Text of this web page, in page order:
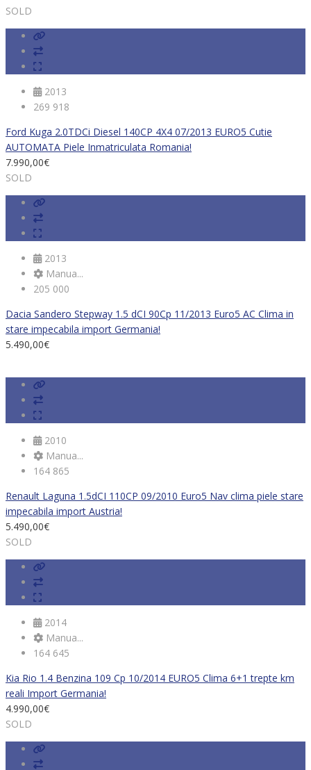
SOLD
2013
269 918
Ford Kuga 2.0TDCi Diesel 140CP 4X4 07/2013 EURO5 Cutie
AUTOMATA Piele Inmatriculata Romania!
7.990,00€
SOLD
2013
Manua...
205 000
Dacia Sandero Stepway 1.5 dCI 90Cp 11/2013 Euro5 AC Clima in
stare impecabila import Germania!
5.490,00€
2010
Manua...
164 865
Renault Laguna 1.5dCI 110CP 09/2010 Euro5 Nav clima piele stare
impecabila import Austria!
5.490,00€
SOLD
2014
Manua...
164 645
Kia Rio 1.4 Benzina 109 Cp 10/2014 EURO5 Clima 6+1 trepte km
reali Import Germania!
4.990,00€
SOLD